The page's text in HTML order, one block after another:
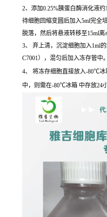
2、添加0.25%胰蛋白酶消化液
待细胞回缩变圆后加入5ml完全
脱落，然后将悬液转移至15ml离
3、 弃上清，沉淀细胞加入1ml
C7001），混匀后加入冻存管中。
4、 将冻存细胞直接放入-80℃
中，则需在-80℃冰箱 中存放24